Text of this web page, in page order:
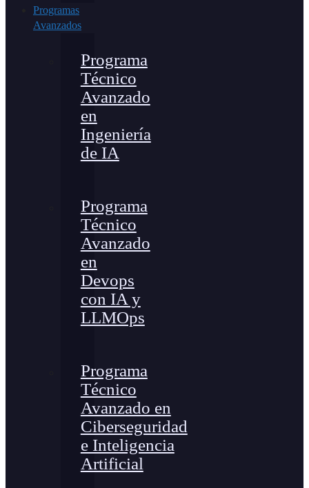
Programas
Avanzados
Programa
Técnico
Avanzado
en
Ingeniería
de IA
Programa
Técnico
Avanzado
en
Devops
con IA y
LLMOps
Programa
Técnico
Avanzado en
Ciberseguridad
e Inteligencia
Artificial